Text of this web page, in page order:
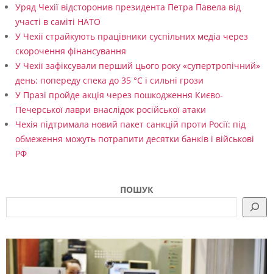
п
в
ж
ю
ч
Уряд Чехії відсторонив президента Петра Павела від
участі в саміті НАТО
У Чехії страйкують працівники суспільних медіа через
скорочення фінансування
У Чехії зафіксували перший цього року «супертропічний»
день: попереду спека до 35 °C і сильні грози
У Празі пройде акція через пошкодження Києво-
Печерської лаври внаслідок російської атаки
Чехія підтримала новий пакет санкцій проти Росії: під
обмеження можуть потрапити десятки банків і військові
РФ
ПОШУК